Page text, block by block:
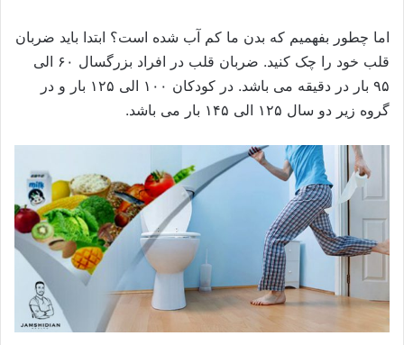
اما چطور بفهمیم که بدن ما کم آب شده است؟ ابتدا باید ضربان
قلب خود را چک کنید. ضربان قلب در افراد بزرگسال ۶۰ الی
۹۵ بار در دقیقه می باشد. در کودکان ۱۰۰ الی ۱۲۵ بار و در
گروه زیر دو سال ۱۲۵ الی ۱۴۵ بار می باشد.